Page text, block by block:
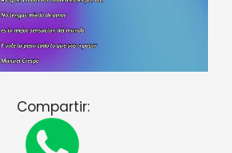
Compartir: